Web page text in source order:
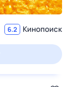
6.2 Кинопоиск